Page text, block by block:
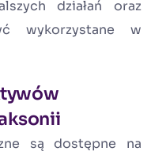
działań oraz
wykorzystane w
są dostępne na